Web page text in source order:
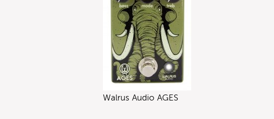
Walrus Audio AGES